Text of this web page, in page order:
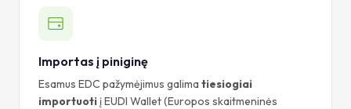
Importas į piniginę
Esamus EDC pažymėjimus galima tiesiogiai
importuoti į EUDI Wallet (Europos skaitmeninės